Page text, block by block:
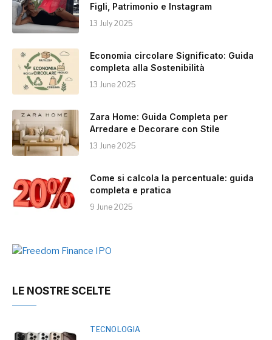
Figli, Patrimonio e Instagram
13 July 2025
Economia circolare Significato: Guida
completa alla Sostenibilità
13 June 2025
Zara Home: Guida Completa per
Arredare e Decorare con Stile
13 June 2025
Come si calcola la percentuale: guida
completa e pratica
9 June 2025
LE NOSTRE SCELTE
TECNOLOGIA